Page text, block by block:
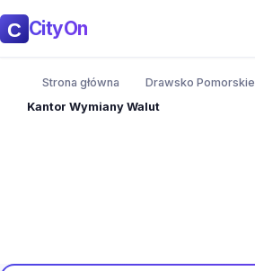
CityOn
Strona główna Drawsko Pomorskie
Kantor Wymiany Walut